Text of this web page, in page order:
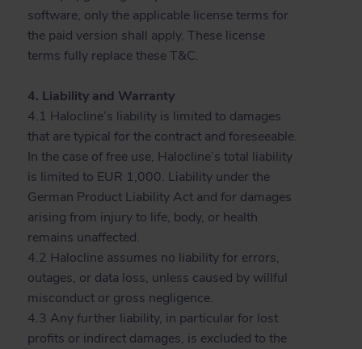
software, only the applicable license terms for
the paid version shall apply. These license
terms fully replace these T&C.
4. Liability and Warranty
4.1 Halocline’s liability is limited to damages
that are typical for the contract and foreseeable.
In the case of free use, Halocline’s total liability
is limited to EUR 1,000. Liability under the
German Product Liability Act and for damages
arising from injury to life, body, or health
remains unaffected.
4.2 Halocline assumes no liability for errors,
outages, or data loss, unless caused by willful
misconduct or gross negligence.
4.3 Any further liability, in particular for lost
profits or indirect damages, is excluded to the